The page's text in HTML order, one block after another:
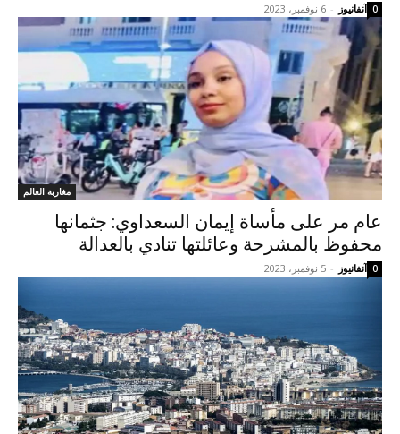
آنفانيوز - 6 نوفمبر، 2023 0
مغاربة العالم
عام مر على مأساة إيمان السعداوي: جثمانها
محفوظ بالمشرحة وعائلتها تنادي بالعدالة
آنفانيوز - 5 نوفمبر، 2023 0